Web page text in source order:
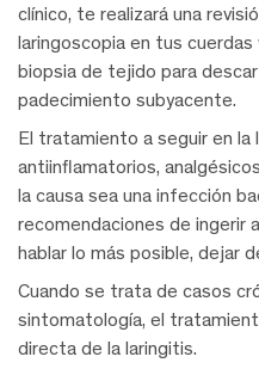
clínico, te realizará una
laringoscopia en tus
biopsia de tejido para
padecimiento subyacente.
El tratamiento a seguir en la
antiinflamatorios,
la causa sea una infección
recomendaciones de ingerir
hablar lo más posible, dejar
Cuando se trata de casos
sintomatología, el
directa de la laringitis.